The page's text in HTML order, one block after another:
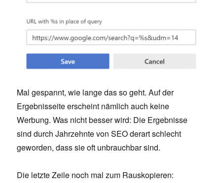
Mal gespannt, wie lange das so geht. Auf der
Ergebnisseite erscheint nämlich auch keine
Werbung. Was nicht besser wird: Die Ergebnisse
sind durch Jahrzehnte von SEO derart schlecht
geworden, dass sie oft unbrauchbar sind.
Die letzte Zeile noch mal zum Rauskopieren: